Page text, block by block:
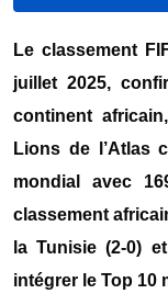
Le classement
juillet 2025,
continent
Lions de l’Atlas
mondial avec
classement
la Tunisie (2-0)
intégrer le Top 10